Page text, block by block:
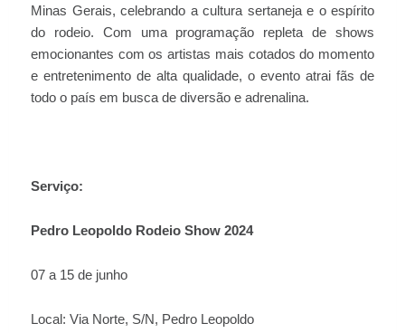
Minas Gerais, celebrando a cultura sertaneja e o espírito
do rodeio. Com uma programação repleta de shows
emocionantes com os artistas mais cotados do momento
e entretenimento de alta qualidade, o evento atrai fãs de
todo o país em busca de diversão e adrenalina.
Serviço:
Pedro Leopoldo Rodeio Show 2024
07 a 15 de junho
Local: Via Norte, S/N, Pedro Leopoldo